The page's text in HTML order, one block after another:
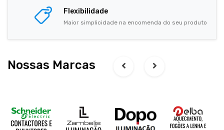
Flexibilidade
Maior simplicidade na encomenda do seu produto
Nossas Marcas